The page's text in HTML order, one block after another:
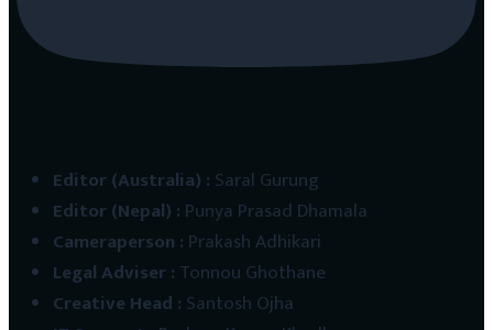
Editor (Australia) : Saral Gurung
Editor (Nepal) : Punya Prasad Dhamala
Cameraperson : Prakash Adhikari
Legal Adviser: Tonnou Ghothane
Creative Head : Santosh Ojha